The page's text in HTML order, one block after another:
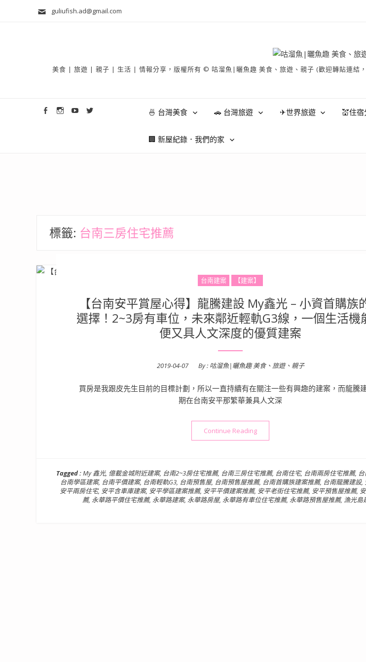
guliufish.ad@gmail.com
美食 | 旅遊 | 親子 | 生活 | 情報分享，版權所有 © 咕溜魚|曬魚趣 美食、旅遊、親子 (歡迎轉貼連結
🍜 台灣美食 🚗 台灣旅遊 ✈世界旅遊 💒住
🏢 新屋紀錄．我們的家
標籤: 台南三房住宅推薦
台南建案 【建案】
【台南安平賞屋心得】龍騰建設 My鑫光 – 小資首購族
選擇！2~3房有車位，未來鄰近輕軌G3線，一個生活機
便又具人文深度的優質建案
Posted
2019-04-07 By : 咕溜魚|曬魚趣 美食、旅遊、親子
買房是我跟皮先生目前的目標計劃，所以一直持續有在關注一些有興趣的建案，而龍騰
期在台南安平那繁華兼具人文深
Continue Reading“【台南安平賞屋心得】龍騰建設 My
Tagged :My 鑫光, 億載金城附近建案, 台南2~3房住宅推薦, 台南三房住宅推薦, 台南住宅, 台南兩房住宅推薦,
台南學區建案, 台南平價建案, 台南輕軌G3, 台南預售屋, 台南預售屋推薦, 台南首購族建案推薦, 台南龍騰建設,
安平兩房住宅, 安平含車庫建案, 安平學區建案推薦, 安平平價建案推薦, 安平老街住宅推薦, 安平預售屋推薦,
薦, 永華路平價住宅推薦, 永華路建案, 永華路房屋, 永華路有車位住宅推薦, 永華路預售屋推薦, 漁光島